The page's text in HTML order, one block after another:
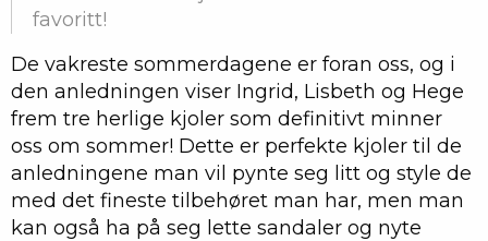
favoritt!
De vakreste sommerdagene er foran oss, og i
den anledningen viser Ingrid, Lisbeth og Hege
frem tre herlige kjoler som definitivt minner
oss om sommer! Dette er perfekte kjoler til de
anledningene man vil pynte seg litt og style de
med det fineste tilbehøret man har, men man
kan også ha på seg lette sandaler og nyte